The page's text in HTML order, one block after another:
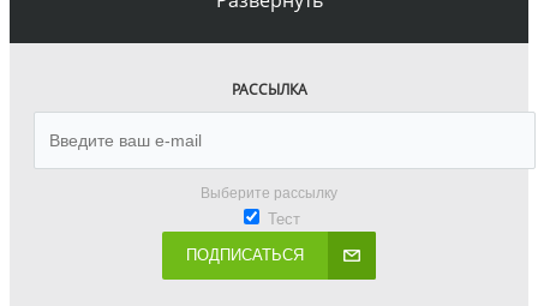
РАССЫЛКА
Выберите рассылку
Тест
ПОДПИСАТЬСЯ